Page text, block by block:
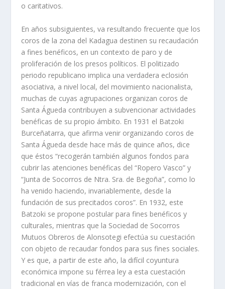
o caritativos.
En años subsiguientes, va resultando frecuente que los
coros de la zona del Kadagua destinen su recaudación
a fines benéficos, en un contexto de paro y de
proliferación de los presos políticos. El politizado
periodo republicano implica una verdadera eclosión
asociativa, a nivel local, del movimiento nacionalista,
muchas de cuyas agrupaciones organizan coros de
Santa Águeda contribuyen a subvencionar actividades
benéficas de su propio ámbito. En 1931 el Batzoki
Burceñatarra, que afirma venir organizando coros de
Santa Águeda desde hace más de quince años, dice
que éstos “recogerán también algunos fondos para
cubrir las atenciones benéficas del “Ropero Vasco” y
“Junta de Socorros de Ntra. Sra. de Begoña”, como lo
ha venido haciendo, invariablemente, desde la
fundación de sus precitados coros”. En 1932, este
Batzoki se propone postular para fines benéficos y
culturales, mientras que la Sociedad de Socorros
Mutuos Obreros de Alonsotegi efectúa su cuestación
con objeto de recaudar fondos para sus fines sociales.
Y es que, a partir de este año, la difícil coyuntura
económica impone su férrea ley a esta cuestación
tradicional en vías de franca modernización, con el